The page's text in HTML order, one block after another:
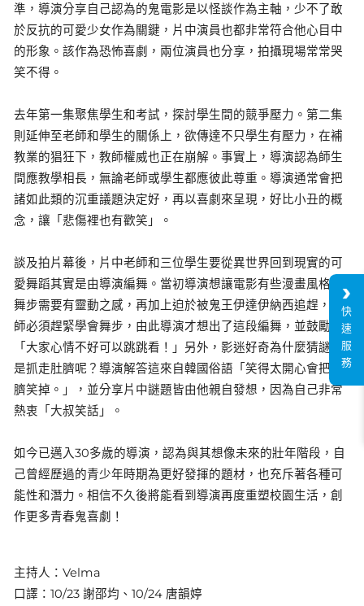
準，導演分享自己認為的鬼電影是以怪談作為主軸，少不了敢
於反抗的可愛少女作為關鍵，片中演員也都非常符合他心目中
的形象。該作為恐怖喜劇，兩位演員也分享，拍攝現場常常哭
笑不得。
去年第一集聚焦學生和考試，探討學生間的競爭壓力。第二集
則延伸至老師和學生的關係上，欲傳達不只學生有壓力，在補
教業的猖狂下，教師權威也正在崩解。事實上，導演認為師生
間應教學相長，無論老師或學生都應彼此尊重。導演通常會把
諸如此類的沉重議題決定好，再以喜劇來呈現，好比小丑的概
念，讓「悲傷裡也有歡笑」。
談及拍片幕後，片中老師和三位學生要從異世界回到現實的可
愛舞蹈其實是由導演編舞。當初導演想讓電影有些漫畫風格，
舞步需要有靈動之感，再加上迫於被鬼王伊達伊納西追趕，老
師必須趕緊學會舞步，由此導演才想出了這段編舞，並鼓勵
「大家心情不好可以跳跳看！」另外，影迷好奇為什麼猜謎鬼
是抓走肚臍呢？導演解答這來自韓國俗語「笑得太開心會把肚
臍笑掉。」，並分享片中謎題皆由他親自發想，因為自己非常
熱衷「大叔笑話」。
如今已邁入30多歲的導演，認為與其想像未來的壯年階段，自
己曾經歷過的青少年時期為更好發揮的題材，也充斥著各種可
能性和潛力。相信不久後將能看到導演再度重塑校園生活，創
作更多青春鬼喜劇！
主持人：Velma
口譯：10/23 謝邵均、10/24 唐韻婷
快
速
服
務